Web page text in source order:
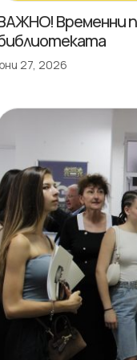
Временни
27, 2026